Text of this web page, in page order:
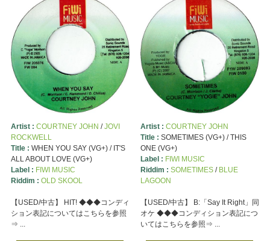
Artist : COURTNEY JOHN /JOVI
ROCKWELL
Title : WHEN YOU SAY (VG+) / IT'S
ALL ABOUT LOVE (VG+)
Label : FIWI MUSIC
Riddim : OLD SKOOL
【USED/中古】 HIT! ◆◆◆コンディ
ション表記についてはこちらを参照
⇒ ...
Artist : COURTNEY JOHN
Title : SOMETIMES (VG+) / THIS
ONE (VG+)
Label : FIWI MUSIC
Riddim : SOMETIMES/ BLUE
LAGOON
【USED/中古】 B:「Say It Right」同
オケ ◆◆◆コンディション表記につ
いてはこちらを参照⇒ ...